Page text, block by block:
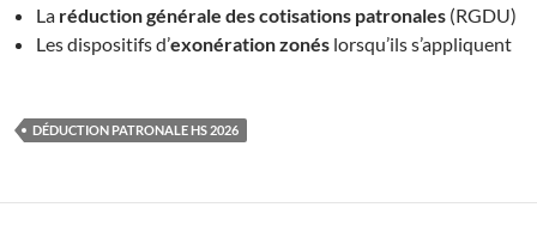
La réduction générale des cotisations patronales (RGDU)
Les dispositifs d’exonération zonés lorsqu’ils s’appliquent
DÉDUCTION PATRONALE HS 2026